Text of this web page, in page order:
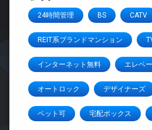
24時間管理 BS CATV
REIT系ブランドマンション
インターネット無料 エレベ
オートロック デザイナーズ
ペット可 宅配ボックス